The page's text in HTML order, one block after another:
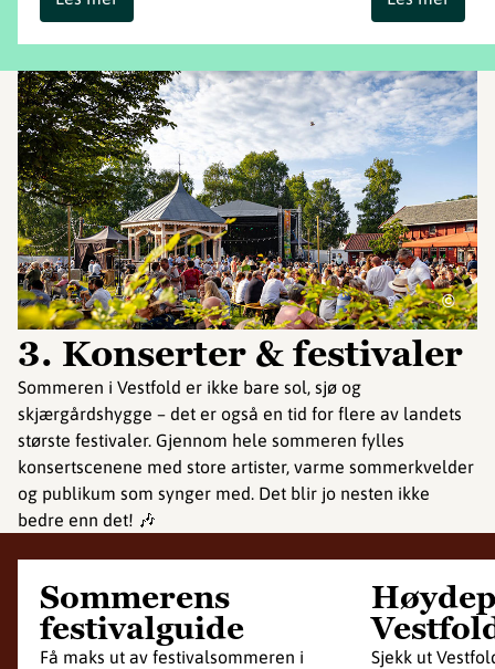
©
3. Konserter & festivaler
Sommeren i Vestfold er ikke bare sol, sjø og
skjærgårdshygge – det er også en tid for flere av landets
største festivaler. Gjennom hele sommeren fylles
konsertscenene med store artister, varme sommerkvelder
og publikum som synger med. Det blir jo nesten ikke
bedre enn det! 🎶
Sommerens
festivalguide
Få maks ut av festivalsommeren i
Sjekk ut